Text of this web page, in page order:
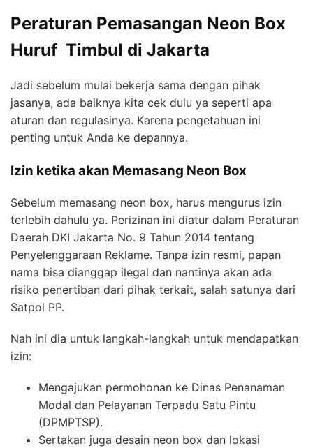
Peraturan Pemasangan Neon Box
Huruf Timbul di Jakarta
Jadi sebelum mulai bekerja sama dengan pihak
jasanya, ada baiknya kita cek dulu ya seperti apa
aturan dan regulasinya. Karena pengetahuan ini
penting untuk Anda ke depannya.
Izin ketika akan Memasang Neon Box
Sebelum memasang neon box, harus mengurus izin
terlebih dahulu ya. Perizinan ini diatur dalam Peraturan
Daerah DKI Jakarta No. 9 Tahun 2014 tentang
Penyelenggaraan Reklame. Tanpa izin resmi, papan
nama bisa dianggap ilegal dan nantinya akan ada
risiko penertiban dari pihak terkait, salah satunya dari
Satpol PP.
Nah ini dia untuk langkah-langkah untuk mendapatkan
izin:
Mengajukan permohonan ke Dinas Penanaman
Modal dan Pelayanan Terpadu Satu Pintu
(DPMPTSP).
Sertakan juga desain neon box dan lokasi